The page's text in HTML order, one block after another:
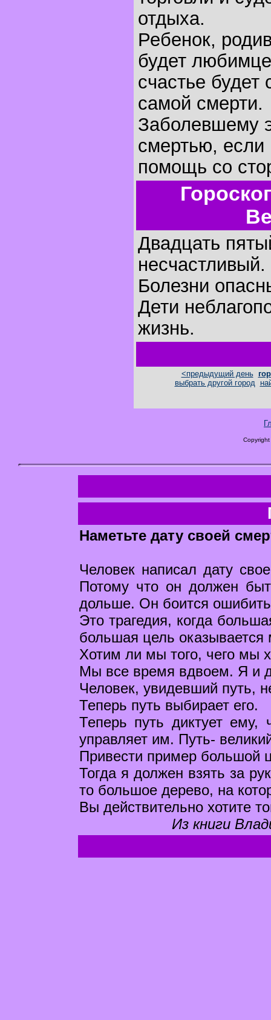
отдыха.
Ребенок,
будет
счастье будет
самой смерти.
Заболевшему
смертью, если
помощь со
Двадцать
несчастливый.
Болезни
Дети
жизнь.
<предыдущий день
выбрать другой город
Наметьте дату своей
Человек написал дату
Потому что он должен
дольше. Он боится
Это трагедия, когда
большая цель
Хотим ли мы того, чего мы
Мы все время вдвоем. Я и
Человек, увидевший путь,
Теперь путь выбирает его.
Теперь путь диктует ему,
управляет им. Путь-
Привести пример большой
Тогда я должен взять за
то большое дерево, на
Вы действительно хотите
Из книги